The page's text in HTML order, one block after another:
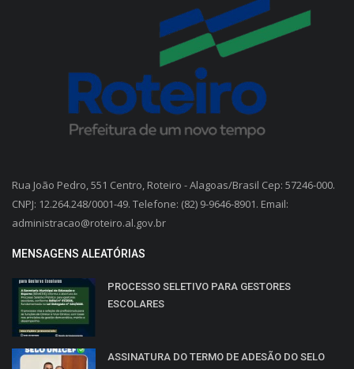
Rua João Pedro, 551 Centro, Roteiro - Alagoas/Brasil Cep: 57246-000.
CNPJ: 12.264.248/0001-49. Telefone: (82) 9-9646-8901. Email:
administracao@roteiro.al.gov.br
MENSAGENS ALEATÓRIAS
PROCESSO SELETIVO PARA GESTORES
ESCOLARES
ASSINATURA DO TERMO DE ADESÃO DO SELO